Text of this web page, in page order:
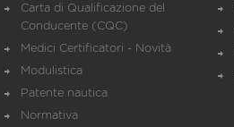
Carta di Qualificazione del
Conducente (CQC)
Medici Certificatori - Novità
Modulistica
Patente nautica
Normativa